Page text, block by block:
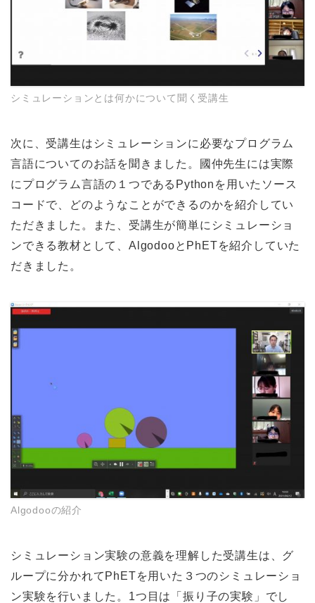
シミュレーションとは何かについて聞く受講生
次に、受講生はシミュレーションに必要なプログラム
言語についてのお話を聞きました。國仲先生には実際
にプログラム言語の１つであるPythonを用いたソース
コードで、どのようなことができるのかを紹介してい
ただきました。また、受講生が簡単にシミュレーショ
ンできる教材として、AlgodooとPhETを紹介していた
だきました。
Algodooの紹介
シミュレーション実験の意義を理解した受講生は、グ
ループに分かれてPhETを用いた３つのシミュレーショ
ン実験を行いました。1つ目は「振り子の実験」でし